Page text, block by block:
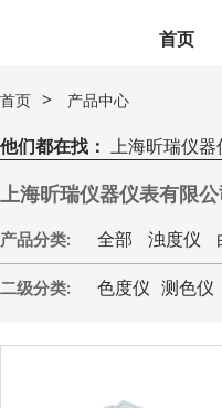
首页
首页 > 产品中心
他们都在找： 上海昕瑞仪
上海昕瑞仪器仪表有限
产品分类: 全部 浊度仪
二级分类: 色度仪 测色仪